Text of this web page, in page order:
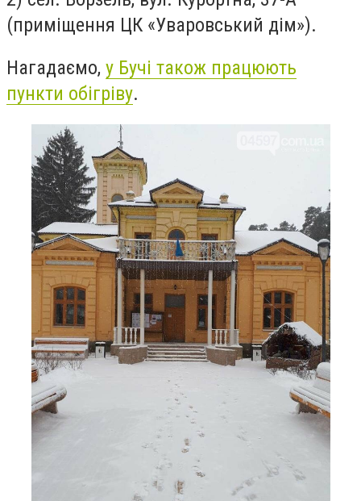
(приміщення ЦК «Уваровський дім»).
Нагадаємо, у Бучі також працюють
пункти обігріву.